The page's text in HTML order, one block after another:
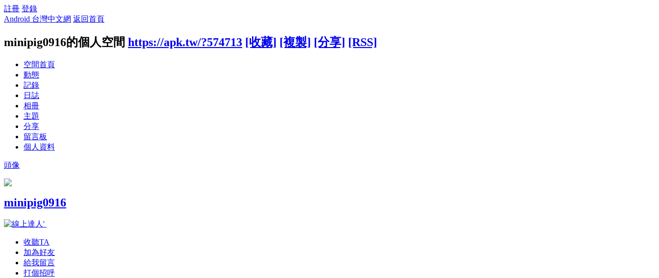
註冊 登錄
Android 台灣中文網 返回首頁
minipig0916的個人空間 https://apk.tw/?574713 [收藏] [複製] [分享] [RSS]
空間首頁
動態
記錄
日誌
相冊
主題
分享
留言板
個人資料
頭像
minipig0916
收聽TA
加為好友
給我留言
打個招呼